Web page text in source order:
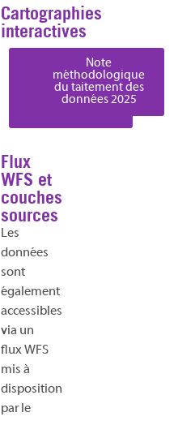
Cartographies
interactives
Carte des
tronçons
routiers
accidentogènes
Carte du
réseau ferré
accidentogène
2024
Note
méthodologique
du taitement des
données 2025
Flux
WFS et
couches
sources
Les
données
sont
également
accessibles
via un
flux WFS
mis à
disposition
par le